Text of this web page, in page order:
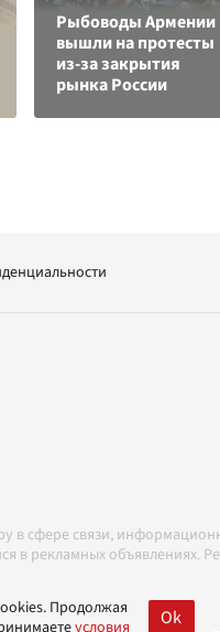
Рыбоводы Армении
вышли на протесты
из-за закрытия
рынка России
сфере связи,
в рекламных объявлениях.
Продолжая
условия Ok